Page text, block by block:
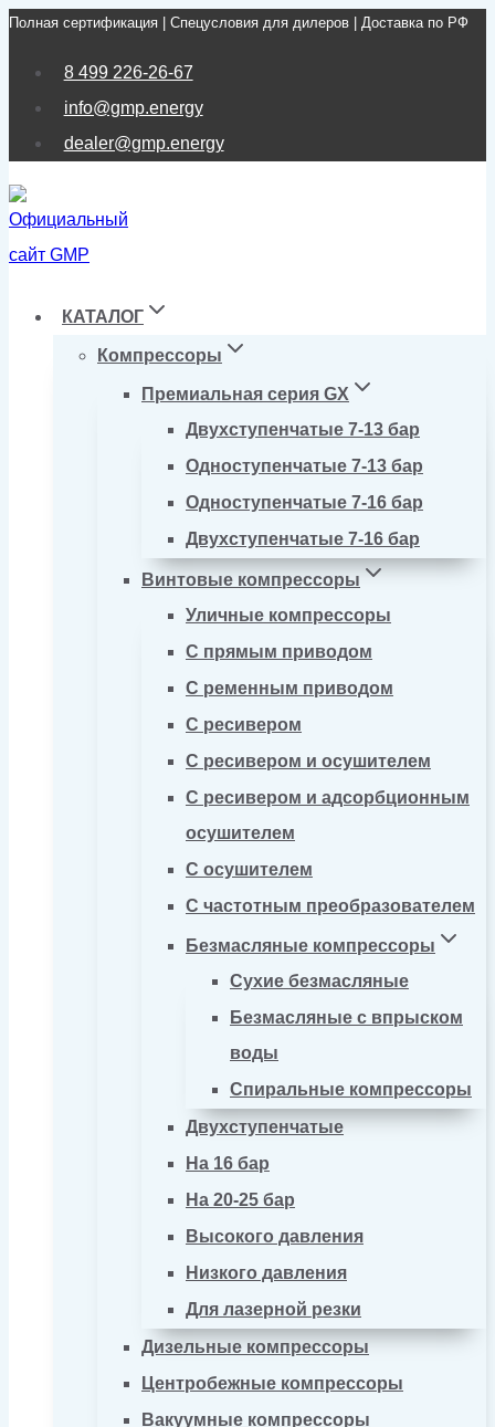
Перейти
Полная сертификация | Спецусловия для дилеров | Доставка по РФ
8 499 226-26-67
info@gmp.energy
dealer@gmp.energy
КАТАЛОГ
Компрессоры
Премиальная серия GX
Двухступенчатые 7-13 бар
Одноступенчатые 7-13 бар
Одноступенчатые 7-16 бар
Двухступенчатые 7-16 бар
Винтовые компрессоры
Уличные компрессоры
С прямым приводом
С ременным приводом
С ресивером
С ресивером и осушителем
С ресивером и адсорбционным
осушителем
С осушителем
С частотным преобразователем
Безмасляные компрессоры
Сухие безмасляные
Безмасляные с впрыском
воды
Спиральные компрессоры
Двухступенчатые
На 16 бар
На 20-25 бар
Высокого давления
Низкого давления
Для лазерной резки
Дизельные компрессоры
Центробежные компрессоры
Вакуумные компрессоры